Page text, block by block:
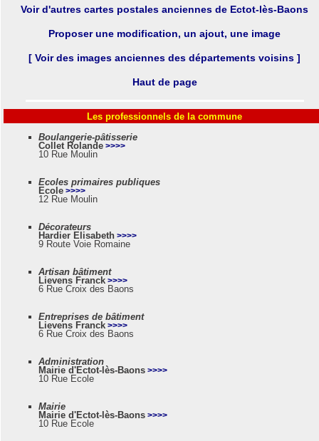
Voir d'autres cartes postales anciennes de Ectot-lès-Baons
Proposer une modification, un ajout, une image
[ Voir des images anciennes des départements voisins ]
Haut de page
Les professionnels de la commune
Boulangerie-pâtisserie
Collet Rolande >>>>
10 Rue Moulin
Ecoles primaires publiques
Ecole >>>>
12 Rue Moulin
Décorateurs
Hardier Elisabeth >>>>
9 Route Voie Romaine
Artisan bâtiment
Lievens Franck >>>>
6 Rue Croix des Baons
Entreprises de bâtiment
Lievens Franck >>>>
6 Rue Croix des Baons
Administration
Mairie d'Ectot-lès-Baons >>>>
10 Rue Ecole
Mairie
Mairie d'Ectot-lès-Baons >>>>
10 Rue Ecole